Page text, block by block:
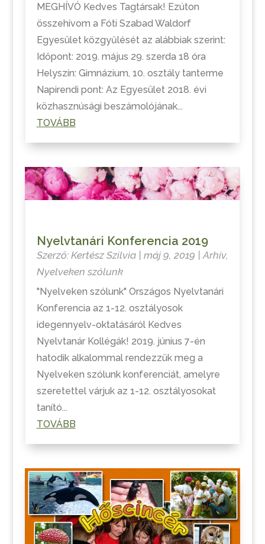
MEGHÍVÓ Kedves Tagtársak! Ezúton
összehívom a Fóti Szabad Waldorf
Egyesület közgyűlését az alábbiak szerint:
Időpont: 2019. május 29. szerda 18 óra
Helyszín: Gimnázium, 10. osztály tanterme
Napirendi pont: Az Egyesület 2018. évi
közhasznúsági beszámolójának...
TOVÁBB
Nyelvtanári Konferencia 2019
Szerző: Kertész Szilvia| máj 9, 2019 |Arhív,
Nyelveken szólunk
"Nyelveken szólunk" Országos Nyelvtanári
Konferencia az 1-12. osztályosok
idegennyelv-oktatásáról Kedves
Nyelvtanár Kollégák! 2019. június 7-én
hatodik alkalommal rendezzük meg a
Nyelveken szólunk konferenciát, amelyre
szeretettel várjuk az 1-12. osztályosokat
tanító...
TOVÁBB